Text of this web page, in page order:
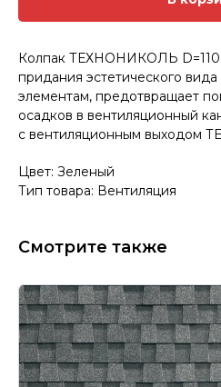
Колпак ТЕХНОНИКОЛЬ D=110
придания эстетического
элементам, предотвращает
осадков в вентиляционный
с вентиляционным выходом
Цвет: Зеленый
Тип товара: Вентиляция
Смотрите также